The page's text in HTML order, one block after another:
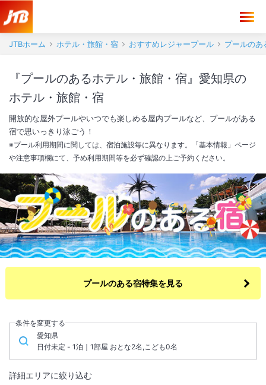
JTBホーム ホテル・旅館・宿 おすすめレジャープール プールのあ
『プールのあるホテル・旅館・宿』愛知県の
ホテル・旅館・宿
開放的な屋外プールやいつでも楽しめる屋内プールなど、プールがある
宿で思いっきり泳ごう！
※プール利用期間に関しては、宿泊施設毎に異なります。「基本情報」ページ
や注意事項欄にて、予め利用期間等を必ず確認の上ご予約ください。
プールのある宿特集を見る
条件を変更する
愛知県
日付未定 - 1泊｜1部屋 おとな2名,こども0名
詳細エリアに絞り込む